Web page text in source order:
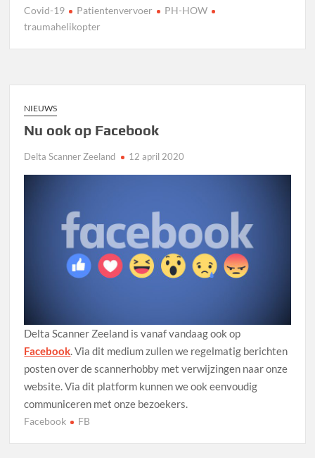
Covid-19 Patientenvervoer
PH-HOW
traumahelikopter
NIEUWS
Nu ook op Facebook
Delta Scanner Zeeland 12 april 2020
Delta Scanner Zeeland is vanaf vandaag ook op
Facebook. Via dit medium zullen we regelmatig berichten
posten over de scannerhobby met verwijzingen naar onze
website. Via dit platform kunnen we ook eenvoudig
communiceren met onze bezoekers.
Facebook FB